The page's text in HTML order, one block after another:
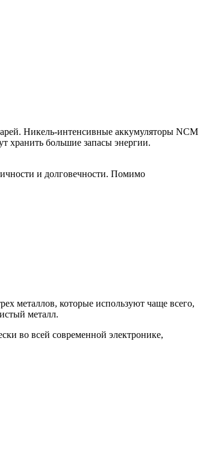
Никель-интенсивные аккумуляторы NCM
хранить большие запасы энергии.
и долговечности. Помимо
металлов, которые используют чаще всего,
металл.
во всей современной электронике,